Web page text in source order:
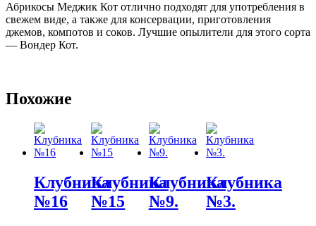
Абрикосы Меджик Кот отлично подходят для употребления в
свежем виде, а также для консервации, приготовления
джемов, компотов и соков. Лучшие опылители для этого сорта
— Вондер Кот.
Похожие
Клубника
№16
Клубника
№15
Клубника
№9.
Клубника
№3.